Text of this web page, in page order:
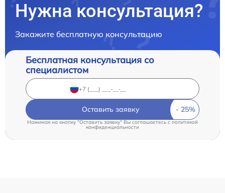
Нужна консультация?
Закажите бесплатную консультацию
Бесплатная консультация со
специалистом
Оставить заявку
Нажимая на кнопку "Оставить заявку" Вы соглашаетесь cполитикой
конфиденциальности